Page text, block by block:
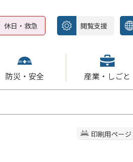
休日・救急 閲覧支援
防災・安全 産業・しごと
印刷用ページ